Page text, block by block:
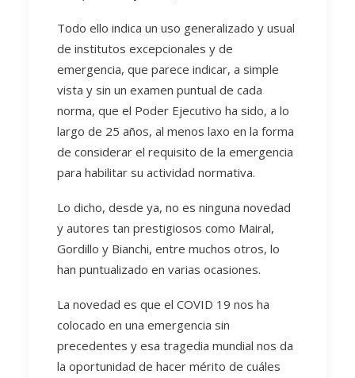
Todo ello indica un uso generalizado y usual
de institutos excepcionales y de
emergencia, que parece indicar, a simple
vista y sin un examen puntual de cada
norma, que el Poder Ejecutivo ha sido, a lo
largo de 25 años, al menos laxo en la forma
de considerar el requisito de la emergencia
para habilitar su actividad normativa.
Lo dicho, desde ya, no es ninguna novedad
y autores tan prestigiosos como Mairal,
Gordillo y Bianchi, entre muchos otros, lo
han puntualizado en varias ocasiones.
La novedad es que el COVID 19 nos ha
colocado en una emergencia sin
precedentes y esa tragedia mundial nos da
la oportunidad de hacer mérito de cuáles